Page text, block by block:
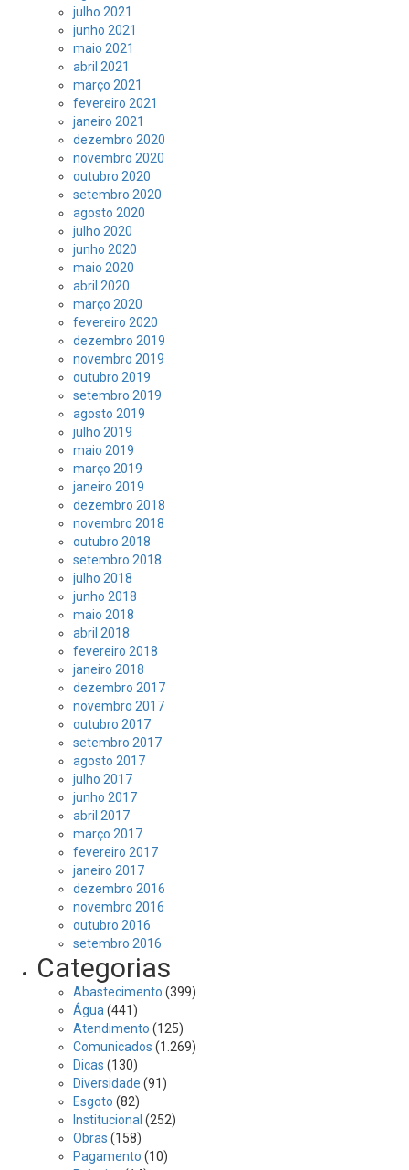
julho 2021
junho 2021
maio 2021
abril 2021
março 2021
fevereiro 2021
janeiro 2021
dezembro 2020
novembro 2020
outubro 2020
setembro 2020
agosto 2020
julho 2020
junho 2020
maio 2020
abril 2020
março 2020
fevereiro 2020
dezembro 2019
novembro 2019
outubro 2019
setembro 2019
agosto 2019
julho 2019
maio 2019
março 2019
janeiro 2019
dezembro 2018
novembro 2018
outubro 2018
setembro 2018
julho 2018
junho 2018
maio 2018
abril 2018
fevereiro 2018
janeiro 2018
dezembro 2017
novembro 2017
outubro 2017
setembro 2017
agosto 2017
julho 2017
junho 2017
abril 2017
março 2017
fevereiro 2017
janeiro 2017
dezembro 2016
novembro 2016
outubro 2016
setembro 2016
Categorias
Abastecimento (399)
Água (441)
Atendimento (125)
Comunicados (1.269)
Dicas (130)
Diversidade (91)
Esgoto (82)
Institucional (252)
Obras (158)
Pagamento (10)